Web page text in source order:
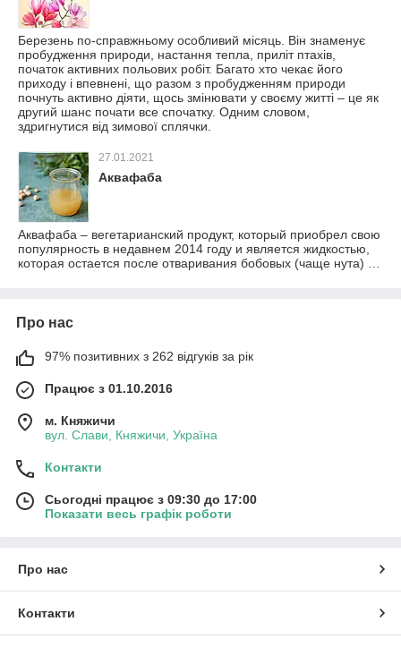
Березень по-справжньому особливий місяць. Він знаменує
пробудження природи, настання тепла, приліт птахів,
початок активних польових робіт. Багато хто чекає його
приходу і впевнені, що разом з пробудженням природи
почнуть активно діяти, щось змінювати у своєму житті – це як
другий шанс почати все спочатку. Одним словом,
здригнутися від зимової сплячки.
27.01.2021
Аквафаба
Аквафаба – вегетарианский продукт, который приобрел свою
популярность в недавнем 2014 году и является жидкостью,
которая остается после отваривания бобовых (чаще нута) …
Про нас
97% позитивних з 262 відгуків за рік
Працює з 01.10.2016
м. Княжичи
вул. Слави, Княжичи, Україна
Контакти
Сьогодні працює з 09:30 до 17:00
Показати весь графік роботи
Про нас
Контакти